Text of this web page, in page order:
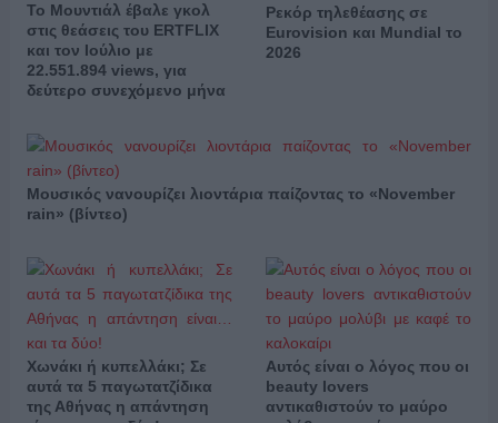
Το Μουντιάλ έβαλε γκολ
στις θεάσεις του ERTFLIX
και τον Ιούλιο με
22.551.894 views, για
δεύτερο συνεχόμενο μήνα
Ρεκόρ τηλεθέασης σε
Eurovision και Mundial το
2026
Μουσικός νανουρίζει λιοντάρια παίζοντας το «November
rain» (βίντεο)
Χωνάκι ή κυπελλάκι; Σε
αυτά τα 5 παγωτατζίδικα
της Αθήνας η απάντηση
Αυτός είναι ο λόγος που οι
beauty lovers
αντικαθιστούν το μαύρο